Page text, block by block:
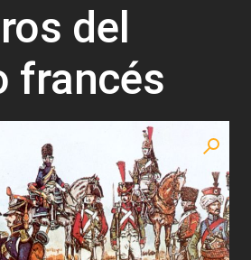
del
francés